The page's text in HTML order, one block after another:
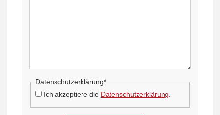
Datenschutzerklärung*
Ich akzeptiere die Datenschutzerklärung